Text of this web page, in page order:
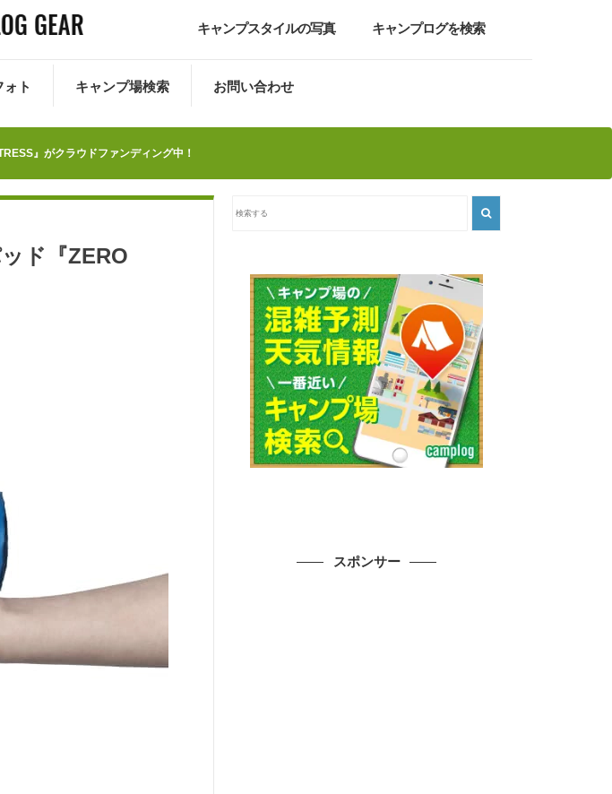
キャンプスタイルの写真 キャンプログを検索
ォト キャンプ場検索 お問い合わせ
』がクラウドファンディング中！
ド『ZERO
スポンサー